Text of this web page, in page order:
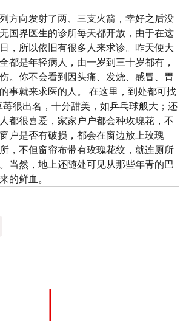
方向发射了两、三支火箭，幸好之后没
国界医生的诊所每天都开放，由于在这
，所以依旧有很多人来求诊。昨天便大
都是年轻病人，由一岁到三十岁都有，
。你不会看到因头痛、发烧、感冒、胃
事就来求医的人。 在这里，到处都可找
很出名，十分甜美，如乒乓球般大；还
都很喜爱，家家户户都会种玫瑰花，不
户是否有破损，都会在窗边放上玫瑰
，不但窗帘布带有玫瑰花纹，就连厕所
当然，地上还随处可见从那些年青的巴
的鲜血。